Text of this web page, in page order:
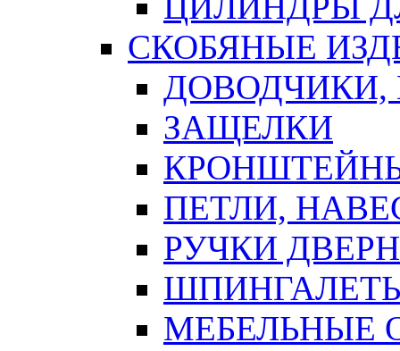
СКОБЯНЫЕ
ЗАЩЕЛКИ
ПЕТЛИ,
РУЧКИ
МЕБЕЛЬНЫЕ